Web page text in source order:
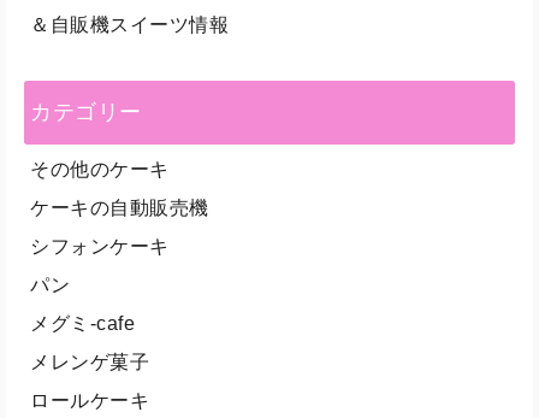
＆自販機スイーツ情報
カテゴリー
その他のケーキ
ケーキの自動販売機
シフォンケーキ
パン
メグミ-cafe
メレンゲ菓子
ロールケーキ